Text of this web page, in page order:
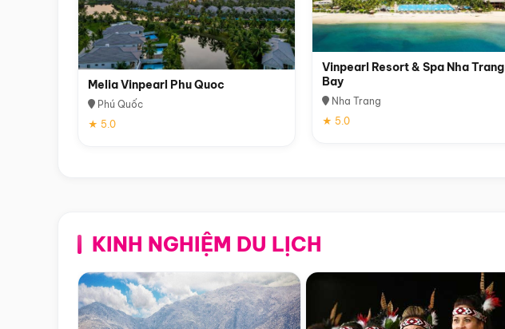
Melia Vinpearl Phu Quoc
Phú Quốc
★ 5.0
Vinpearl Resort & Spa Nha Trang
Bay
Nha Trang
★ 5.0
KINH NGHIỆM DU LỊCH